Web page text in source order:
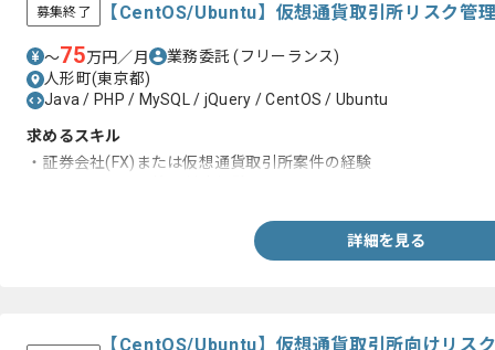
募集終了 【CentOS/Ubuntu】仮想通貨取引所リスク管
〜75万円／月 業務委託(フリーランス)
人形町(東京都)
Java / PHP / MySQL / jQuery / CentOS / Ubuntu
求めるスキル
・証券会社(FX)または仮想通貨取引所案件の経験
詳細を見る
【CentOS/Ubuntu】仮想通貨取引所向けリス